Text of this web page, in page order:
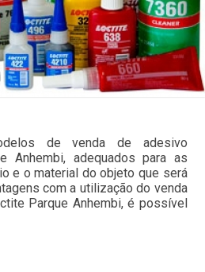
de venda de adesivo
Anhembi, adequados para as
e o material do objeto que será
com a utilização do venda
Parque Anhembi, é possível